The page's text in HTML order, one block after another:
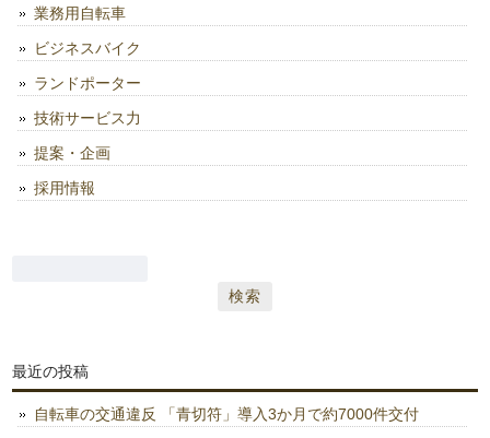
業務用自転車
ビジネスバイク
ランドポーター
技術サービス力
提案・企画
採用情報
索:
最近の投稿
自転車の交通違反 「青切符」導入3か月で約7000件交付